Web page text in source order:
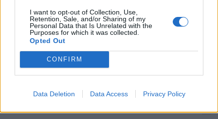
I want to opt-out of Collection, Use,
Retention, Sale, and/or Sharing of my
Personal Data that Is Unrelated with the
Purposes for which it was collected.
Opted Out
CONFIRM
Data Deletion Data Access Privacy Policy
Vi è in Germania un'autostrada
famosa, diventata quasi mitica
per una ragione drammatica,
ossia la frequenza con cui
avvengono, inesplicabili
incidenti.